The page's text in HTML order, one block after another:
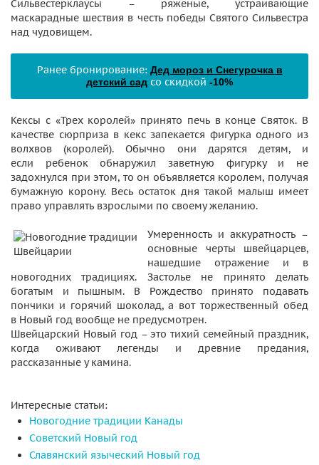
Сильвестерклаусы – ряженые, устраивающие
маскарадные шествия в честь победы Святого Сильвестра
над чудовищем.
Ранее бронирование: Дед мороз и Снегурочка в
детский сад со скидкой -10%
Кексы с «Трех королей» принято печь в конце Святок. В
качестве сюрприза в кекс запекается фигурка одного из
волхвов (королей). Обычно они дарятся детям, и
если ребенок обнаружил заветную фигурку и не
задохнулся при этом, то он объявляется королем, получая
бумажную корону. Весь остаток дня такой малыш имеет
право управлять взрослыми по своему желанию.
Умеренность и аккуратность –
основные черты швейцарцев,
нашедшие отражение и в
новогодних традициях. Застолье не принято делать
богатым и пышным. В Рождество принято подавать
пончики и горячий шоколад, а вот торжественный обед
в Новый год вообще не предусмотрен.
Швейцарский Новый год – это тихий семейный праздник,
когда оживают легенды и древние предания,
рассказанные у камина.
Интересные статьи:
Новогодние традиции Канады
Советский Новый год
Славянский языческий Новый год